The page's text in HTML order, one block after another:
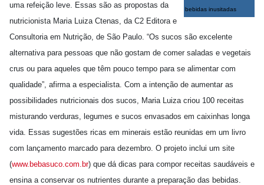
bebidas inusitadas
uma refeição leve. Essas são as propostas da
nutricionista Maria Luiza Ctenas, da C2 Editora e
Consultoria em Nutrição, de São Paulo. “Os sucos são excelente
alternativa para pessoas que não gostam de comer saladas e vegetais
crus ou para aqueles que têm pouco tempo para se alimentar com
qualidade”, afirma a especialista. Com a intenção de aumentar as
possibilidades nutricionais dos sucos, Maria Luiza criou 100 receitas
misturando verduras, legumes e sucos envasados em caixinhas longa
vida. Essas sugestões ricas em minerais estão reunidas em um livro
com lançamento marcado para dezembro. O projeto inclui um site
(www.bebasuco.com.br) que dá dicas para compor receitas saudáveis e
ensina a conservar os nutrientes durante a preparação das bebidas.